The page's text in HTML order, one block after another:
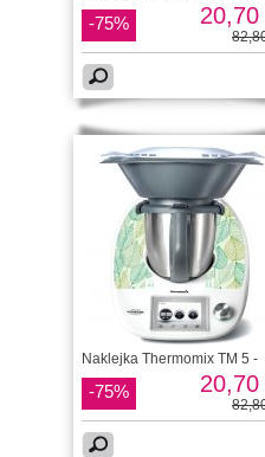
-75% 20,70
Naklejka Thermomix TM 5 -
-75% 20,70